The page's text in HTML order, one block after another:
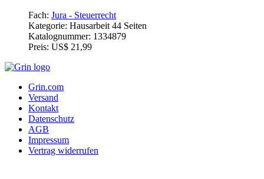
Fach: Jura - Steuerrecht
Kategorie: Hausarbeit 44 Seiten
Katalognummer: 1334879
Preis: US$ 21,99
Grin.com
Versand
Kontakt
Datenschutz
AGB
Impressum
Vertrag widerrufen